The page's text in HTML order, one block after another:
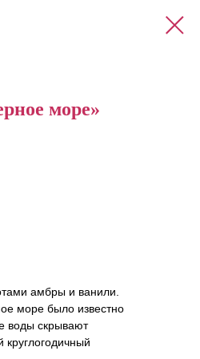
море»
амбры и ванили.
море было известно
воды скрывают